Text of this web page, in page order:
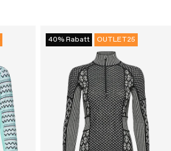
40% Rabatt OUTLET25